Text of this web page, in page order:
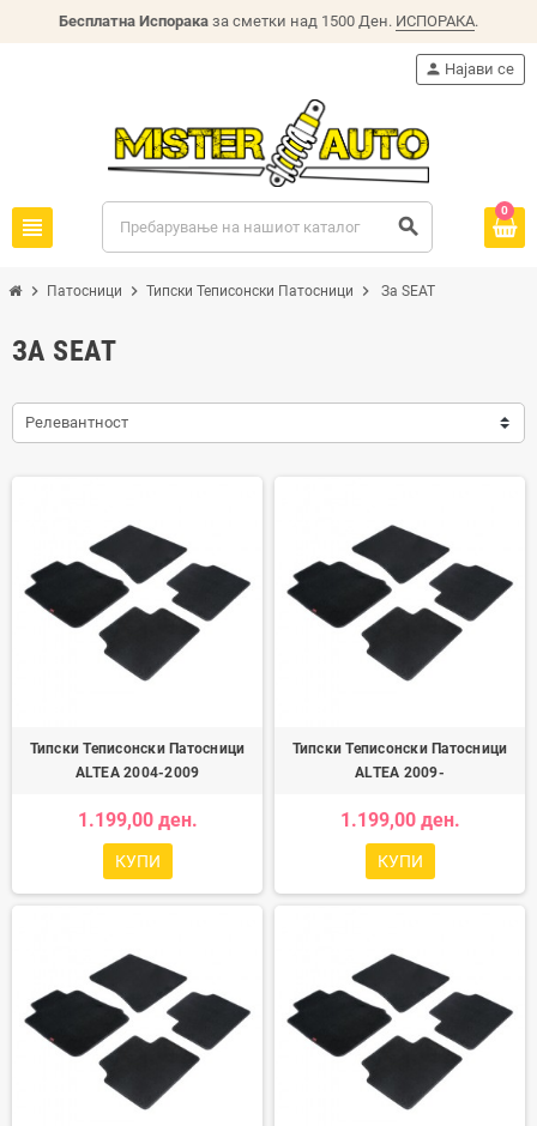
Бесплатна Испорака за сметки над 1500 Ден. ИСПОРАКА.
view_headline search
person Најави се
0
chevron_right Патосници chevron_right Типски Теписонски Патосници chevron_right За SEAT
ЗА SEAT
Релевантност
Типски Теписонски Патосници
ALTEA 2004-2009
1.199,00 ден.
КУПИ
Типски Теписонски Патосници
ALTEA 2009-
1.199,00 ден.
КУПИ